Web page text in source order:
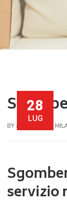
28
LUG
BY JR SGOMBERI
servizio